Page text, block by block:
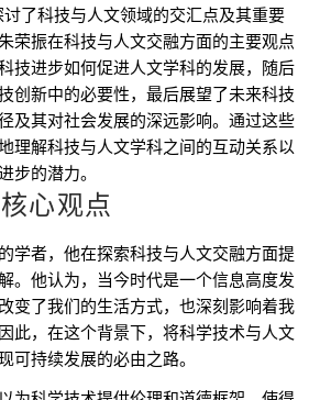
了科技与人文领域的交汇点及其重要
荣振在科技与人文交融方面的主要观点
技进步如何促进人文学科的发展，随后
创新中的必要性，最后展望了未来科技
及其对社会发展的深远影响。通过这些
理解科技与人文学科之间的互动关系以
步的潜力。
心观点
学者，他在探索科技与人文交融方面提
。他认为，当今时代是一个信息高度发
变了我们的生活方式，也深刻影响着我
此，在这个背景下，将科学技术与人文
可持续发展的必由之路。